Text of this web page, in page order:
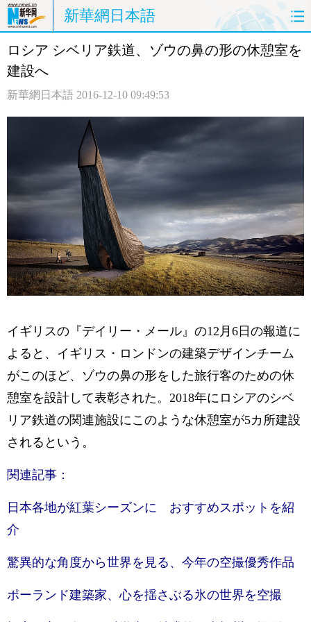
新華網日本語
ホームページ 政治 経済
ロシア シベリア鉄道、ゾウの鼻の形の休憩室を
建設へ
新華網日本語 2016-12-10 09:49:53
イギリスの『デイリー・メール』の12月6日の報道に
よると、イギリス・ロンドンの建築デザインチーム
がこのほど、ゾウの鼻の形をした旅行客のための休
憩室を設計して表彰された。2018年にロシアのシベ
リア鉄道の関連施設にこのような休憩室が5カ所建設
されるという。
関連記事：
日本各地が紅葉シーズンに おすすめスポットを紹
介
驚異的な角度から世界を見る、今年の空撮優秀作品
ポーランド建築家、心を揺さぶる氷の世界を空撮